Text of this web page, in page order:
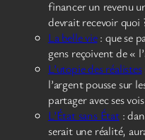
financer un revenu
devrait recevoir quoi
La belle vie: que se
gens reçoivent de «
L’utopie des réalistes
l’argent pousse sur
partager avec ses
L’État sans État:
serait une réalité,